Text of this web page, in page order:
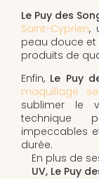
Le Puy des
Saint-Cyprien,
peau douce et
produits de
Enfin, Le Puy
maquillage
sublimer le
technique
impeccables
durée.
En plus de
UV, Le Puy